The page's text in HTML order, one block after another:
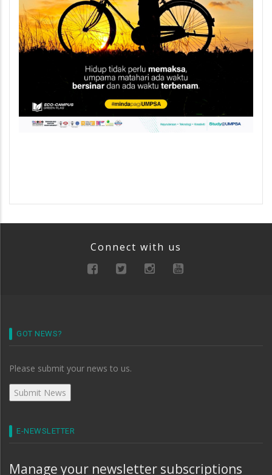
Connect with us
GOT NEWS?
Please submit your news to us.
E-NEWSLETTER
Manage your newsletter subscriptions